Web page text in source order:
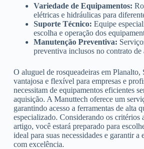
Variedade de Equipamentos:
elétricas e hidráulicas para
Suporte Técnico: Equipe
escolha e operação dos
Manutenção Preventiva:
preventiva inclusos no contrato de
O aluguel de rosqueadeiras em Planalto,
vantajosa e flexível para empresas e
necessitam de equipamentos eficientes
aquisição. A Manuttech oferece um
garantindo acesso a ferramentas de alta
especializado. Considerando os critérios
artigo, você estará preparado para
ideal para suas necessidades e garantir a
com excelência.